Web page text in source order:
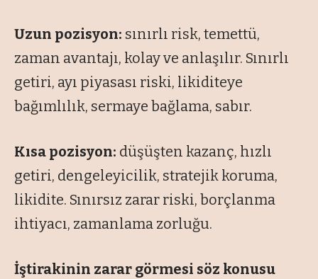
Uzun pozisyon: sınırlı risk, temettü,
zaman avantajı, kolay ve anlaşılır. Sınırlı
getiri, ayı piyasası riski, likiditeye
bağımlılık, sermaye bağlama, sabır.
Kısa pozisyon: düşüşten kazanç, hızlı
getiri, dengeleyicilik, stratejik koruma,
likidite. Sınırsız zarar riski, borçlanma
ihtiyacı, zamanlama zorluğu.
İştirakinin zarar görmesi söz konusu